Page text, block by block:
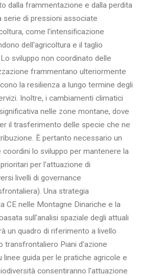
dalla frammentazione e dalla perdita
serie di pressioni associate
come l'intensificazione
dell'agricoltura e il taglio
sviluppo non coordinato delle
frammentano ulteriormente
la resilienza a lungo termine degli
Inoltre, i cambiamenti climatici
nelle zone montane, dove
il trasferimento delle specie che ne
È pertanto necessario un
lo sviluppo per mantenere la
per l'attuazione di
livelli di governance
Una strategia
CE nelle Montagne Dinariche e la
sull'analisi spaziale degli attuali
un quadro di riferimento a livello
transfrontaliero Piani d'azione
linee guida per le pratiche agricole e
consentiranno l'attuazione